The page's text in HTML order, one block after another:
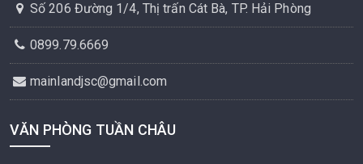
Số 206 Đường 1/4, Thị trấn Cát Bà, TP. Hải Phòng
0899.79.6669
mainlandjsc@gmail.com
VĂN PHÒNG TUẦN CHÂU